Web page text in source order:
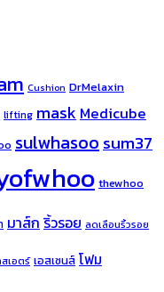
Cushion DrMelaxin
lifting mask Medicube
sulwhasoosum37
thewhoo
มาส์ก ริ้วรอย ลดเลือนริ้วรอย
สเอตร์ เอสเซนส์ โฟม